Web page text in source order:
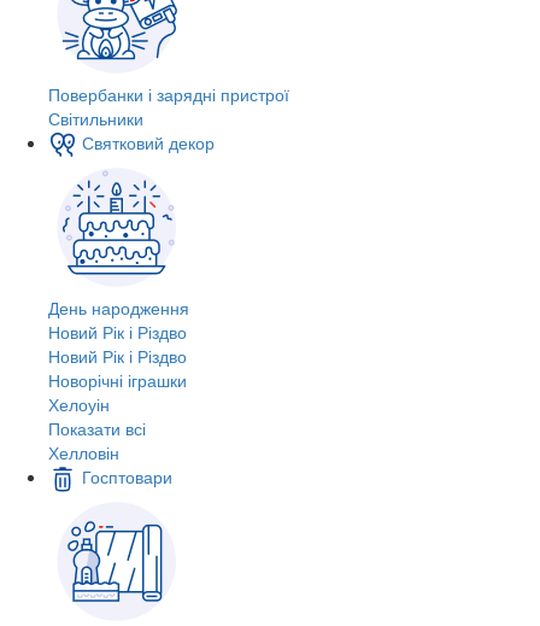
Повербанки і зарядні пристрої
Світильники
Святковий декор
День народження
Новий Рік і Різдво
Новий Рік і Різдво
Новорічні іграшки
Хелоуін
Показати всі
Хелловін
Госптовари